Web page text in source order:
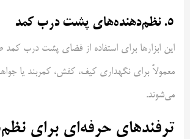
5. نظم‌دهنده‌های پشت درب کمد
این ابزارها برای استفاده از فضای پشت درب کمد
معمولاً برای نگهداری کیف، کفش، کمربند یا
می‌شوند.
ترفندهای حرفه‌ای برای